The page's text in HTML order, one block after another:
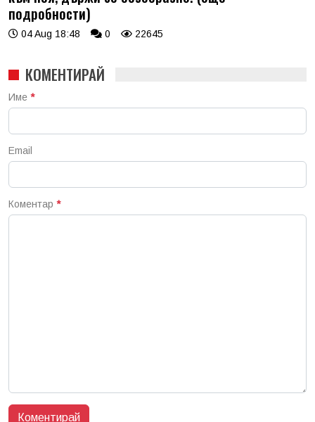
подробности)
04 Aug 18:48 0 22645
КОМЕНТИРАЙ
Име *
Email
Коментар *